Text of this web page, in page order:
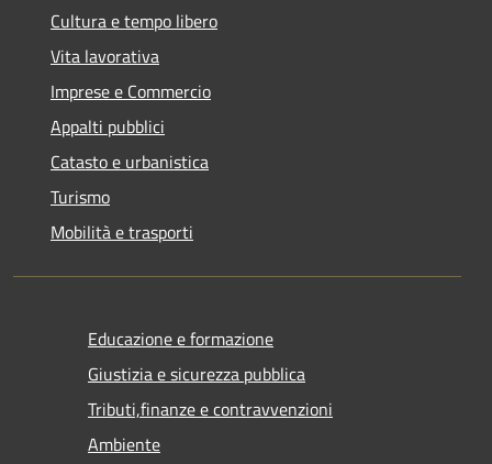
Cultura e tempo libero
Vita lavorativa
Imprese e Commercio
Appalti pubblici
Catasto e urbanistica
Turismo
Mobilità e trasporti
Educazione e formazione
Giustizia e sicurezza pubblica
Tributi,finanze e contravvenzioni
Ambiente